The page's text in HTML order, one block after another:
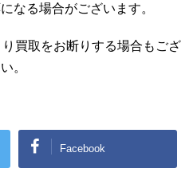
なる場合がございます。
買取をお断りする場合もござ
。
Facebook